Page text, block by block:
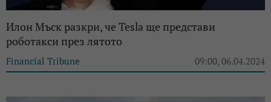
Илон Мъск разкри, че Tesla ще представи
роботакси през лятото
Financial Tribune 09:00, 06.04.2024